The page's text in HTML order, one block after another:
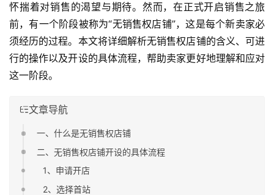
怀揣着对销售的渴望与期待。然而，在正式开启销售之旅
前，有一个阶段被称为“无销售权店铺”，这是每个新卖家必
须经历的过程。本文将详细解析无销售权店铺的含义、可进
行的操作以及开设的具体流程，帮助卖家更好地理解和应对
这一阶段。
文章导航
一、什么是无销售权店铺
二、无销售权店铺开设的具体流程
1、申请开店
2、选择首站